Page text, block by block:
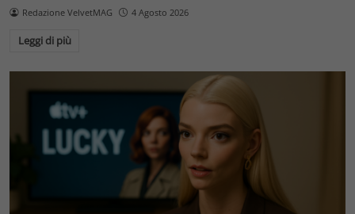
Redazione VelvetMAG 4 Agosto 2026
Leggi di più